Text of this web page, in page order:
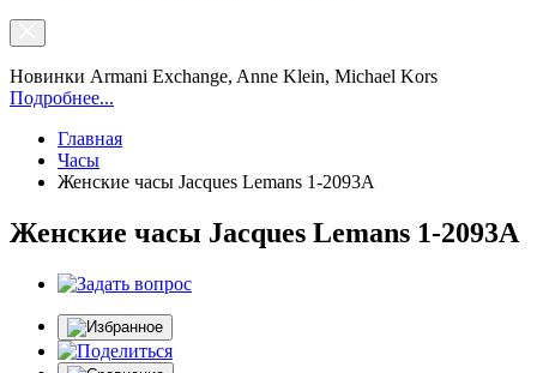
Новинки Armani Exchange, Anne Klein, Michael Kors
Подробнее...
Главная
Часы
Женские часы Jacques Lemans 1-2093A
Женские часы Jacques Lemans 1-2093A